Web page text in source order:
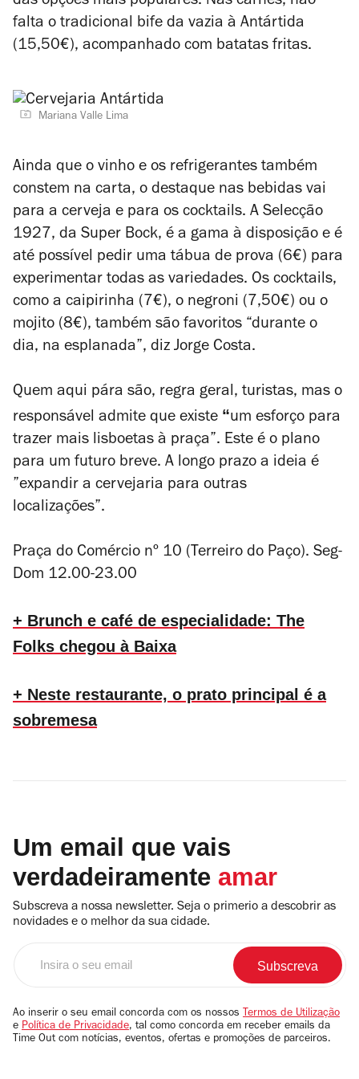
falta o tradicional bife da vazia à Antártida
(15,50€), acompanhado com batatas fritas.
Mariana Valle Lima
Ainda que o vinho e os refrigerantes também
constem na carta, o destaque nas bebidas vai
para a cerveja e para os cocktails. A Selecção
1927, da Super Bock, é a gama à disposição e é
até possível pedir uma tábua de prova (6€) para
experimentar todas as variedades. Os cocktails,
como a caipirinha (7€), o negroni (7,50€) ou o
mojito (8€), também são favoritos “durante o
dia, na esplanada”, diz Jorge Costa.
Quem aqui pára são, regra geral, turistas, mas o
responsável admite que existe “um esforço para
trazer mais lisboetas à praça”. Este é o plano
para um futuro breve. A longo prazo a ideia é
”expandir a cervejaria para outras
localizações”.
Praça do Comércio nº 10 (Terreiro do Paço). Seg-
Dom 12.00-23.00
+ Brunch e café de especialidade: The
Folks chegou à Baixa
+ Neste restaurante, o prato principal é a
sobremesa
Um email que vais
verdadeiramente amar
Subscreva a nossa newsletter. Seja o primerio a descobrir as
novidades e o melhor da sua cidade.
email
Ao inserir o seu email concorda com os nossos Termos de Utilização
e Política de Privacidade, tal como concorda em receber emails da
Time Out com notícias, eventos, ofertas e promoções de parceiros.